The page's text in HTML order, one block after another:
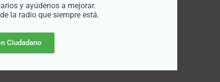
y ayúdenos a mejorar.
la radio que siempre está.
Ciudadano